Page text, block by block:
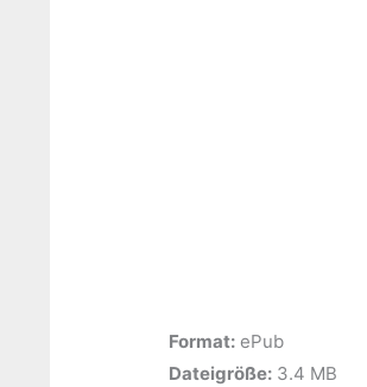
Format: ePub
Dateigröße: ‎3.4 MB